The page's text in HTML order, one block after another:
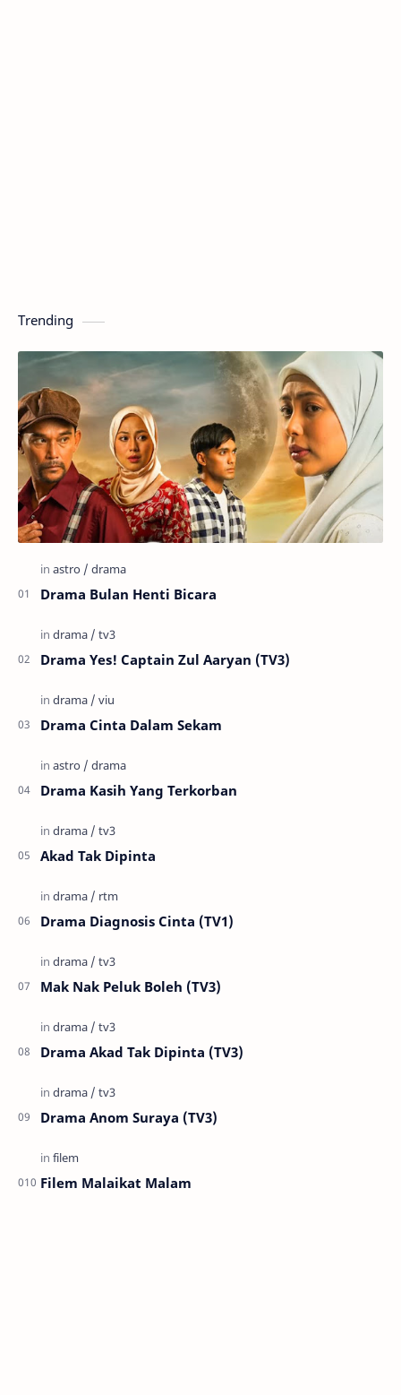
Trending
Drama Bulan Henti Bicara
Drama Yes! Captain Zul Aaryan (TV3)
Drama Cinta Dalam Sekam
Drama Kasih Yang Terkorban
Akad Tak Dipinta
Drama Diagnosis Cinta (TV1)
Mak Nak Peluk Boleh (TV3)
Drama Akad Tak Dipinta (TV3)
Drama Anom Suraya (TV3)
Filem Malaikat Malam